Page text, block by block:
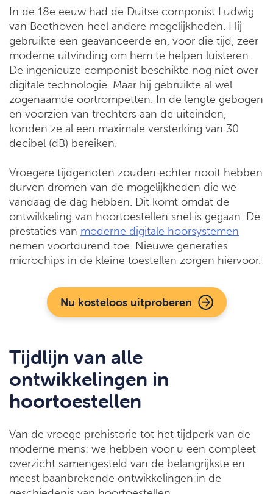
In de 18e eeuw had de Duitse componist Ludwig
van Beethoven heel andere mogelijkheden. Hij
gebruikte een geavanceerde en, voor die tijd, zeer
moderne uitvinding om hem te helpen luisteren.
De ingenieuze componist beschikte nog niet over
digitale technologie. Maar hij gebruikte al wel
zogenaamde oortrompetten. In de lengte gebogen
en voorzien van trechters aan de uiteinden,
konden ze al een maximale versterking van 30
decibel (dB) bereiken.
Vroegere tijdgenoten zouden echter nooit hebben
durven dromen van de mogelijkheden die we
vandaag de dag hebben. Dit komt omdat de
ontwikkeling van hoortoestellen snel is gegaan. De
prestaties van moderne digitale hoorsystemen
nemen voortdurend toe. Nieuwe generaties
microchips in de kleine toestellen zorgen hiervoor.
Nu kosteloos uitproberen
Tijdlijn van alle
ontwikkelingen in
hoortoestellen
Van de vroege prehistorie tot het tijdperk van de
moderne mens: we hebben voor u een compleet
overzicht samengesteld van de belangrijkste en
meest baanbrekende ontwikkelingen in de